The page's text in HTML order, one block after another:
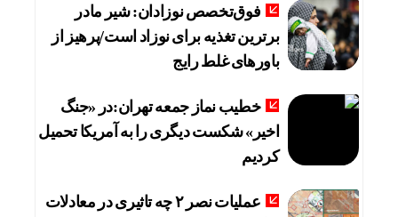
فوق‌تخصص نوزادان: شیر مادر
برترین تغذیه برای نوزاد است/پرهیز از
باورهای غلط رایج
خطیب نماز جمعه تهران:در «جنگ
اخیر» شکست دیگری را به آمریکا تحمیل
کردیم
عملیات نصر ۲ چه تاثیری در معادلات